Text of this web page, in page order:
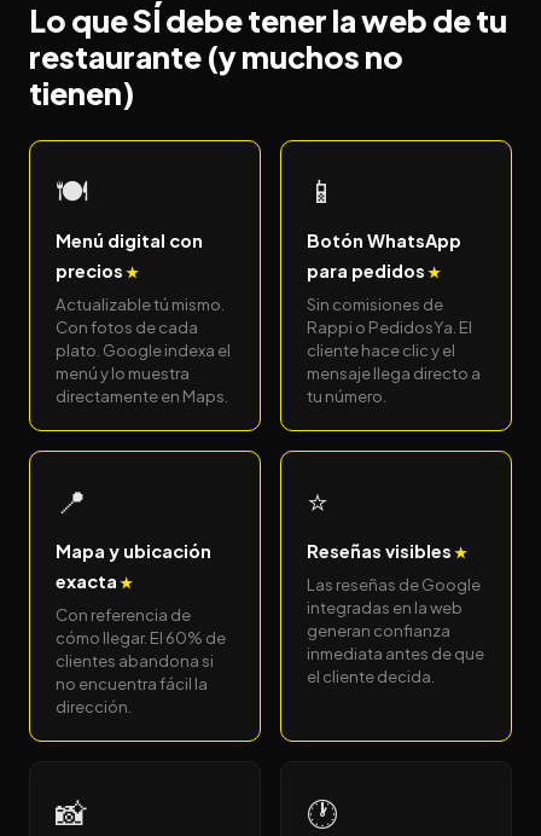
Lo que SÍ debe tener la web de tu
restaurante (y muchos no
tienen)
🍽️
Menú digital con
precios
Actualizable tú mismo.
Con fotos de cada
plato. Google indexa el
menú y lo muestra
directamente en Maps.
📱
Botón WhatsApp
para pedidos
Sin comisiones de
Rappi o PedidosYa. El
cliente hace clic y el
mensaje llega directo a
tu número.
📍
Mapa y ubicación
exacta
Con referencia de
cómo llegar. El 60% de
clientes abandona si
no encuentra fácil la
dirección.
⭐
Reseñas visibles
Las reseñas de Google
integradas en la web
generan confianza
inmediata antes de que
el cliente decida.
📸 🕐